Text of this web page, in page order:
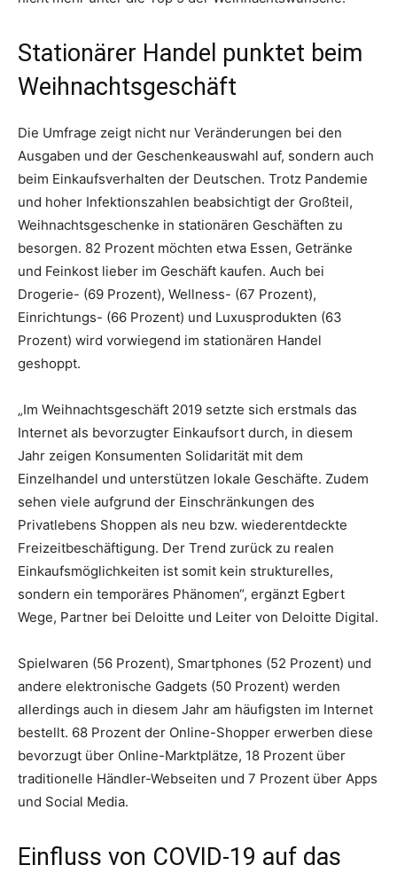
Stationärer Handel punktet beim
Weihnachtsgeschäft
Die Umfrage zeigt nicht nur Veränderungen bei den
Ausgaben und der Geschenkeauswahl auf, sondern auch
beim Einkaufsverhalten der Deutschen. Trotz Pandemie
und hoher Infektionszahlen beabsichtigt der Großteil,
Weihnachtsgeschenke in stationären Geschäften zu
besorgen. 82 Prozent möchten etwa Essen, Getränke
und Feinkost lieber im Geschäft kaufen. Auch bei
Drogerie- (69 Prozent), Wellness- (67 Prozent),
Einrichtungs- (66 Prozent) und Luxusprodukten (63
Prozent) wird vorwiegend im stationären Handel
geshoppt.
„Im Weihnachtsgeschäft 2019 setzte sich erstmals das
Internet als bevorzugter Einkaufsort durch, in diesem
Jahr zeigen Konsumenten Solidarität mit dem
Einzelhandel und unterstützen lokale Geschäfte. Zudem
sehen viele aufgrund der Einschränkungen des
Privatlebens Shoppen als neu bzw. wiederentdeckte
Freizeitbeschäftigung. Der Trend zurück zu realen
Einkaufsmöglichkeiten ist somit kein strukturelles,
sondern ein temporäres Phänomen“, ergänzt Egbert
Wege, Partner bei Deloitte und Leiter von Deloitte Digital.
Spielwaren (56 Prozent), Smartphones (52 Prozent) und
andere elektronische Gadgets (50 Prozent) werden
allerdings auch in diesem Jahr am häufigsten im Internet
bestellt. 68 Prozent der Online-Shopper erwerben diese
bevorzugt über Online-Marktplätze, 18 Prozent über
traditionelle Händler-Webseiten und 7 Prozent über Apps
und Social Media.
Einfluss von COVID-19 auf das